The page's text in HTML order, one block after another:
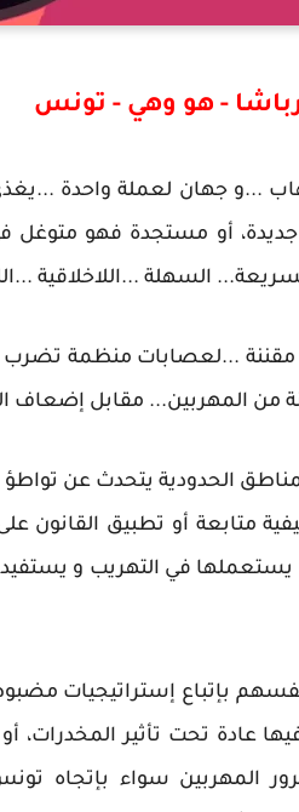
- هو وهي - تونس
...و جهان لعملة واحدة
جديدة، أو مستجدة فهو متوغل
السهلة ...اللاخلاقية
مقننة ...لعصابات منظمة
من المهربين... مقابل إضعاف
الحدودية يتحدث عن تواطؤ
بإتباع إستراتيجيات
عادة تحت تأثير المخدرات،
المهربين سواء بإتجاه